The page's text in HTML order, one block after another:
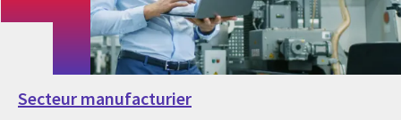
Secteur manufacturier